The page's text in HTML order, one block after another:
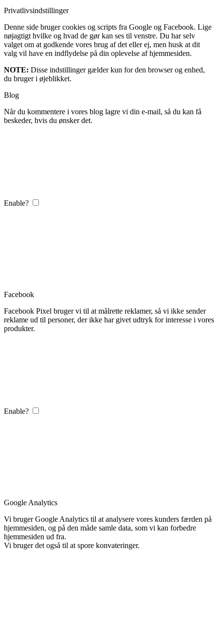
Privatlivsindstillinger
Denne side bruger cookies og scripts fra Google og Facebook. Lige
nøjagtigt hvilke og hvad de gør kan ses til venstre. Du har selv
valget om at godkende vores brug af det eller ej, men husk at dit
valg vil have en indflydelse på din oplevelse af hjemmesiden.
NOTE: Disse indstillinger gælder kun for den browser og enhed,
du bruger i øjeblikket.
Blog
Når du kommentere i vores blog lagre vi din e-mail, så du kan få
beskeder, hvis du ønsker det.
Enable?
Facebook
Facebook Pixel bruger vi til at målrette reklamer, så vi ikke sender
reklame ud til personer, der ikke har givet udtryk for interesse i vores
produkter.
Enable?
Google Analytics
Vi bruger Google Analytics til at analysere vores kunders færden på
hjemmesiden, og på den måde samle data, som vi kan forbedre
hjemmesiden ud fra.
Vi bruger det også til at spore konvateringer.